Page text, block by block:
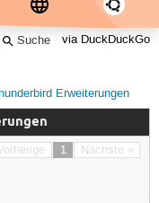
via DuckDuckGo
Erweiterungen
1 Nächste »